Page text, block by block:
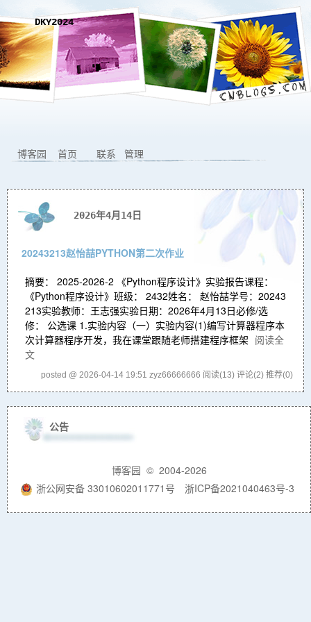
DKY2024
博客园 首页 联系 管理
2026年4月14日
20243213赵怡喆PYTHON第二次作业
摘要： 2025-2026-2 《Python程序设计》实验报告课程：
《Python程序设计》班级： 2432姓名： 赵怡喆学号：20243
213实验教师：王志强实验日期：2026年4月13日必修/选
修： 公选课 1.实验内容（一）实验内容(1)编写计算器程序本
次计算器程序开发，我在课堂跟随老师搭建程序框架 阅读全
文
posted @ 2026-04-14 19:51 zyz66666666 阅读(13) 评论(2) 推荐(0)
公告
博客园 © 2004-2026
浙公网安备 33010602011771号
浙ICP备2021040463号-3